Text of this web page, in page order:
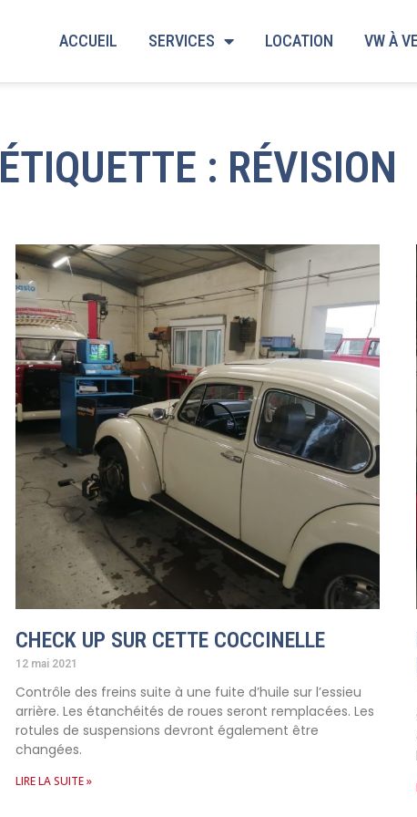
ACCUEIL SERVICES LOCATION VW À
ÉTIQUETTE : RÉVISION
CHECK UP SUR CETTE COCCINELLE
12 mai 2021
Contrôle des freins suite à une fuite d’huile sur l’essieu
arrière. Les étanchéités de roues seront remplacées. Les
rotules de suspensions devront également être
changées.
LIRE LA SUITE »